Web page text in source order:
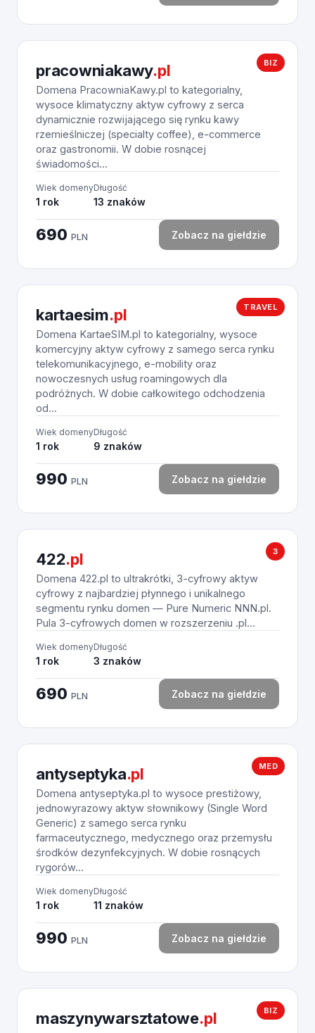
BIZ
pracowniakawy.pl
Domena PracowniaKawy.pl to kategorialny,
wysoce klimatyczny aktyw cyfrowy z serca
dynamicznie rozwijającego się rynku kawy
rzemieślniczej (specialty coffee), e-commerce
oraz gastronomii. W dobie rosnącej
świadomości...
Wiek domeny
1 rok
Długość
13 znaków
690 PLN Zobacz na giełdzie
TRAVEL
kartaesim.pl
Domena KartaeSIM.pl to kategorialny, wysoce
komercyjny aktyw cyfrowy z samego serca rynku
telekomunikacyjnego, e-mobility oraz
nowoczesnych usług roamingowych dla
podróżnych. W dobie całkowitego odchodzenia
od...
Wiek domeny
1 rok
Długość
9 znaków
990 PLN Zobacz na giełdzie
3
422.pl
Domena 422.pl to ultrakrótki, 3-cyfrowy aktyw
cyfrowy z najbardziej płynnego i unikalnego
segmentu rynku domen — Pure Numeric NNN.pl.
Pula 3-cyfrowych domen w rozszerzeniu .pl...
Wiek domeny
1 rok
Długość
3 znaków
690 PLN Zobacz na giełdzie
MED
antyseptyka.pl
Domena antyseptyka.pl to wysoce prestiżowy,
jednowyrazowy aktyw słownikowy (Single Word
Generic) z samego serca rynku
farmaceutycznego, medycznego oraz przemysłu
środków dezynfekcyjnych. W dobie rosnących
rygorów...
Wiek domeny
1 rok
Długość
11 znaków
990 PLN Zobacz na giełdzie
BIZ
maszynywarsztatowe.pl